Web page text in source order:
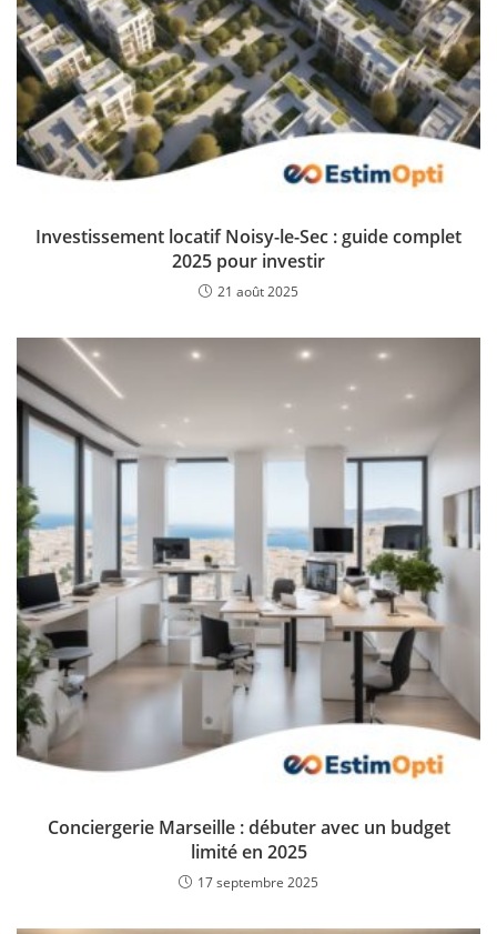
Investissement locatif Noisy-le-Sec : guide complet
2025 pour investir
21 août 2025
Conciergerie Marseille : débuter avec un budget
limité en 2025
17 septembre 2025